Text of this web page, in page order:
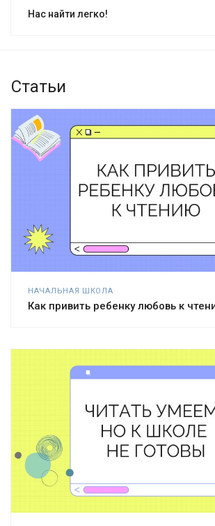
Нас найти легко!
Статьи
НАЧАЛЬНАЯ ШКОЛА
Как привить ребенку любовь к